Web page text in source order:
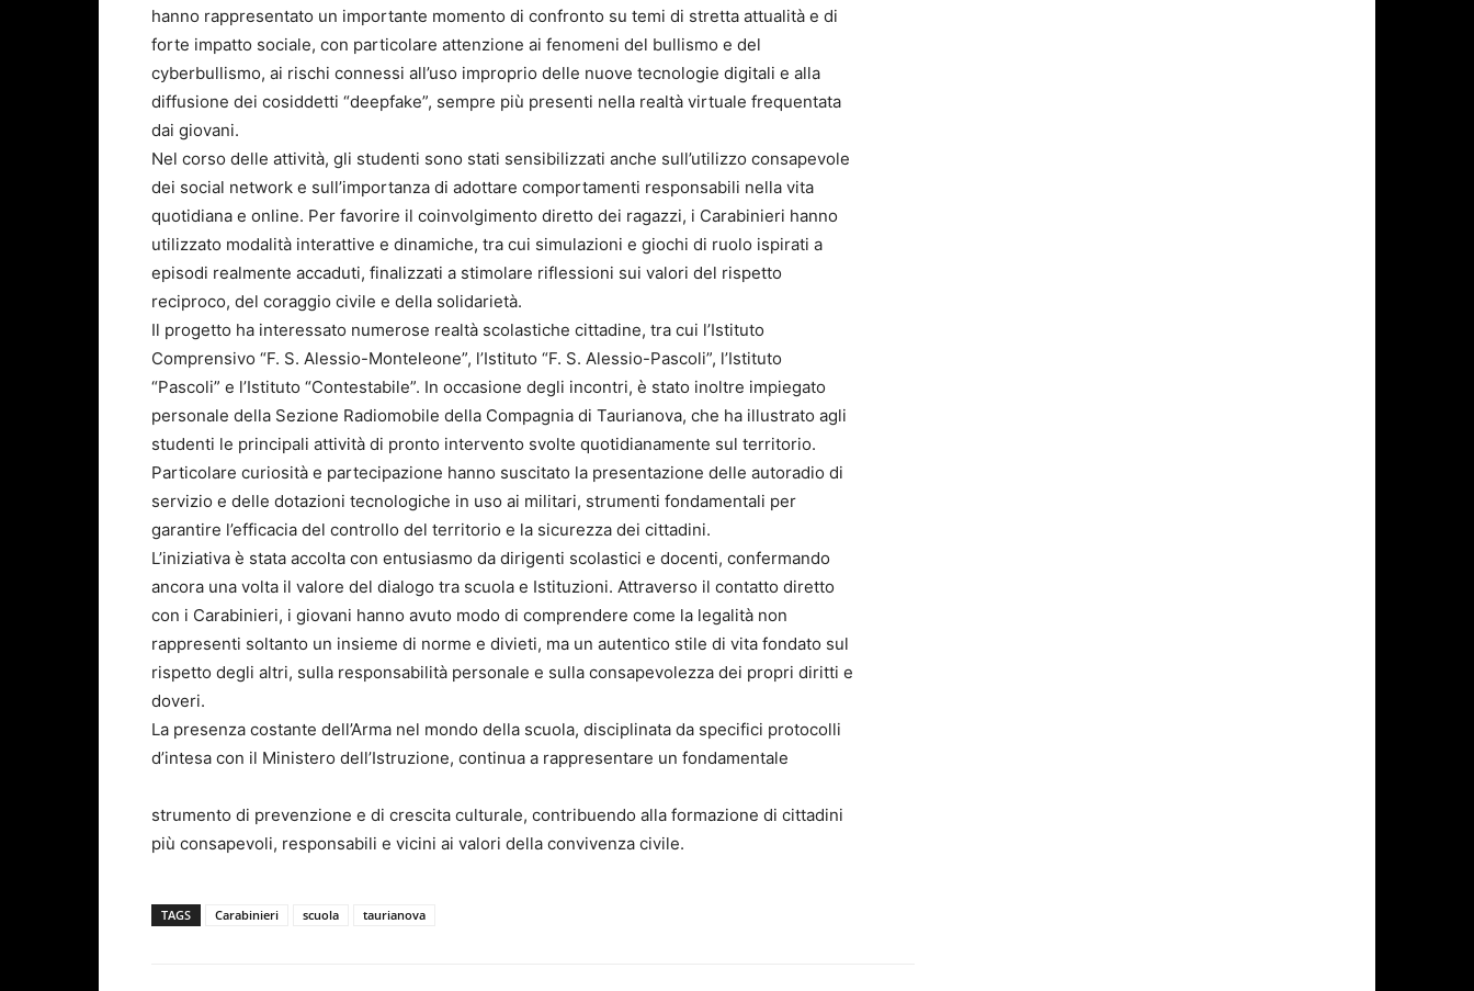
hanno rappresentato un importante momento di confronto su temi di stretta attualità e di
forte impatto sociale, con particolare attenzione ai fenomeni del bullismo e del
cyberbullismo, ai rischi connessi all’uso improprio delle nuove tecnologie digitali e alla
diffusione dei cosiddetti “deepfake”, sempre più presenti nella realtà virtuale frequentata
dai giovani.
Nel corso delle attività, gli studenti sono stati sensibilizzati anche sull’utilizzo consapevole
dei social network e sull’importanza di adottare comportamenti responsabili nella vita
quotidiana e online. Per favorire il coinvolgimento diretto dei ragazzi, i Carabinieri hanno
utilizzato modalità interattive e dinamiche, tra cui simulazioni e giochi di ruolo ispirati a
episodi realmente accaduti, finalizzati a stimolare riflessioni sui valori del rispetto
reciproco, del coraggio civile e della solidarietà.
Il progetto ha interessato numerose realtà scolastiche cittadine, tra cui l’Istituto
Comprensivo “F. S. Alessio-Monteleone”, l’Istituto “F. S. Alessio-Pascoli”, l’Istituto
“Pascoli” e l’Istituto “Contestabile”. In occasione degli incontri, è stato inoltre impiegato
personale della Sezione Radiomobile della Compagnia di Taurianova, che ha illustrato agli
studenti le principali attività di pronto intervento svolte quotidianamente sul territorio.
Particolare curiosità e partecipazione hanno suscitato la presentazione delle autoradio di
servizio e delle dotazioni tecnologiche in uso ai militari, strumenti fondamentali per
garantire l’efficacia del controllo del territorio e la sicurezza dei cittadini.
L’iniziativa è stata accolta con entusiasmo da dirigenti scolastici e docenti, confermando
ancora una volta il valore del dialogo tra scuola e Istituzioni. Attraverso il contatto diretto
con i Carabinieri, i giovani hanno avuto modo di comprendere come la legalità non
rappresenti soltanto un insieme di norme e divieti, ma un autentico stile di vita fondato sul
rispetto degli altri, sulla responsabilità personale e sulla consapevolezza dei propri diritti e
doveri.
La presenza costante dell’Arma nel mondo della scuola, disciplinata da specifici protocolli
d’intesa con il Ministero dell’Istruzione, continua a rappresentare un fondamentale
strumento di prevenzione e di crescita culturale, contribuendo alla formazione di cittadini
più consapevoli, responsabili e vicini ai valori della convivenza civile.
TAGS Carabinieri scuola taurianova